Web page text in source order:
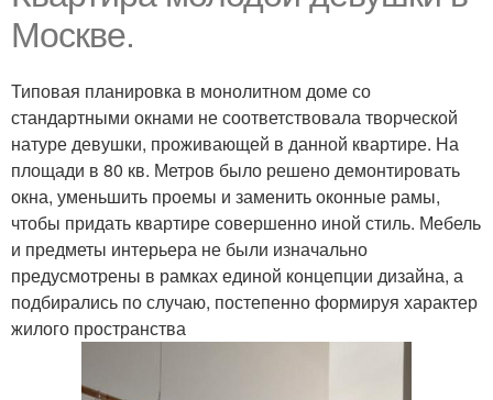
Москве.
Типовая планировка в монолитном доме со
стандартными окнами не соответствовала творческой
натуре девушки, проживающей в данной квартире. На
площади в 80 кв. Метров было решено демонтировать
окна, уменьшить проемы и заменить оконные рамы,
чтобы придать квартире совершенно иной стиль. Мебель
и предметы интерьера не были изначально
предусмотрены в рамках единой концепции дизайна, а
подбирались по случаю, постепенно формируя характер
жилого пространства